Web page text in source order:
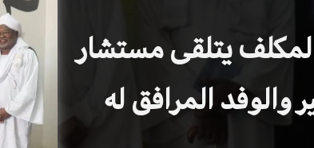
يتلقى مستشار
والوفد المرافق له